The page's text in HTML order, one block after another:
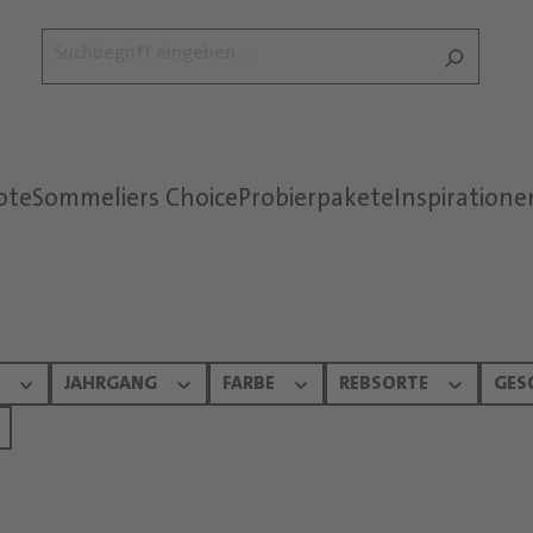
Sommeliers ChoiceProbierpakete
Text überspringen
JAHRGANG FARBE REBSORTE